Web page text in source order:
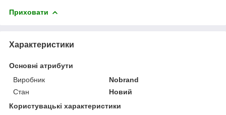
Приховати
Характеристики
Основні атрибути
Виробник
Nobrand
Стан
Новий
Користувацькі характеристики